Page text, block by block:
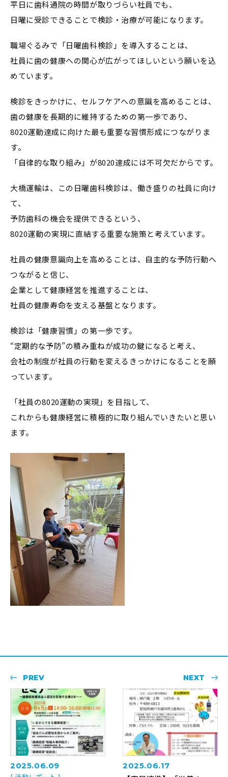
平日に歯科通院の時間が取りづらい社員でも、
日曜に受診できることで検診・治療が可能になります。
職場ぐるみで「日曜歯科検診」を導入することは、
社員に歯の健康への関心が広がってほしいという願いを込
めています。
検診をきっかけに、セルフケアへの意識を高めることは、
歯の健康を長期的に維持するための第一歩であり、
8020運動達成に向けた最も重要な習慣形成につながりま
す。
「自律的な取り組み」が8020達成には不可欠だからです。
大橋運輸は、この日曜歯科検診は、働き盛りの社員に向け
て、
予防歯科の機会を提供できるという、
8020運動の実現に直結する重要な施策と考えています。
社員の健康意識向上を高めることは、自主的な予防行動へ
つながると信じ、
企業として健康経営を推進することは、
社員の健康寿命を支える基盤となります。
検診は「健康習慣」の第一歩です。
“定期的な予防”の積み重ねが成功の鍵になると考え、
会社の制度が社員の行動を変えるきっかけになることを願
っています。
「社員の8020運動の実現」を目指して、
これからも健康経営に積極的に取り組んでいきたいと思い
ます。
PREV
2025.06.09
NEXT
2025.06.17